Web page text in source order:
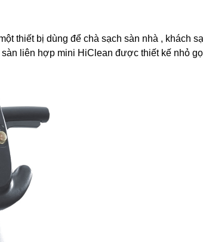
thiết bị dùng để chà sạch sàn nhà , khách
liên hợp mini HiClean được thiết kế nhỏ